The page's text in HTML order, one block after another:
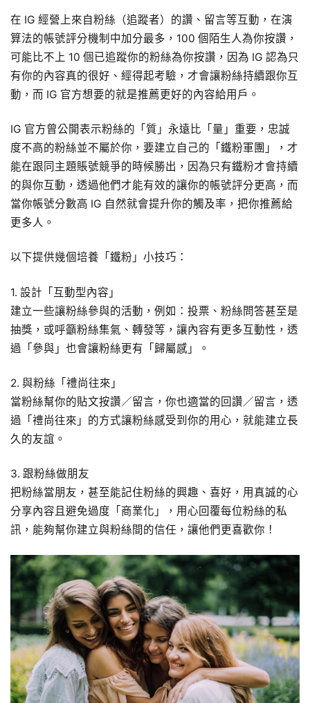
在 IG 經營上來自粉絲（追蹤者）的讚、留言等互動，在演
算法的帳號評分機制中加分最多，100 個陌生人為你按讚，
可能比不上 10 個已追蹤你的粉絲為你按讚，因為 IG 認為只
有你的內容真的很好、經得起考驗，才會讓粉絲持續跟你互
動，而 IG 官方想要的就是推薦更好的內容給用戶。
IG 官方曾公開表示粉絲的「質」永遠比「量」重要，忠誠
度不高的粉絲並不屬於你，要建立自己的「鐵粉軍團」，才
能在跟同主題賬號競爭的時候勝出，因為只有鐵粉才會持續
的與你互動，透過他們才能有效的讓你的帳號評分更高，而
當你帳號分數高 IG 自然就會提升你的觸及率，把你推薦給
更多人。
以下提供幾個培養「鐵粉」小技巧：
1. 設計「互動型內容」
建立一些讓粉絲參與的活動，例如：投票、粉絲問答甚至是
抽獎，或呼籲粉絲集氣、轉發等，讓內容有更多互動性，透
過「參與」也會讓粉絲更有「歸屬感」。​
2. 與粉絲「禮尚往來」
當粉絲幫你的貼文按讚／留言，你也適當的回讚／留言，透
過「禮尚往來」的方式讓粉絲感受到你的用心，就能建立長
久的友誼。
3. 跟粉絲做朋友
把粉絲當朋友，甚至能記住粉絲的興趣、喜好，用真誠的心
分享內容且避免過度「商業化」，用心回覆每位粉絲的私
訊，能夠幫你建立與粉絲間的信任，讓他們更喜歡你！